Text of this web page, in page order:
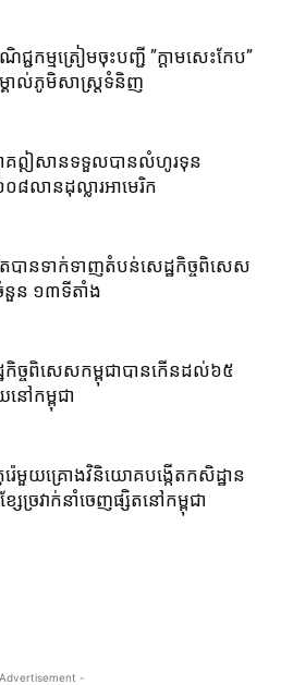
ជកម្ម​ត្រៀម​ចុះបញ្ជី​ ​”ក្តាមសេះកែប”​
គាល់​ភូមិ​សាស្រ្ត​ទំនិញ​
ាគឦសាន​ទទួល​បាន​លំហូរទុន​
លាន​ដុល្លារ​អាមេរិក​
ត​បាន​ទាក់​ទាញ​តំបន់​សេដ្ឋកិច្ច​ពិសេស​
ន ១៣​ទីតាំង​
កិច្ច​ពិសេស​កម្ពុជា​បាន​កើន​ដល់​៦៥​
ៅ​កម្ពុជា
េ​មួយគ្រោង​វិនិយោគ​បង្កើត​កសិដ្ឋាន​
ែ​ច្រវាក់​នាំ​ចេញ​ផ្សិត​នៅ​កម្ពុជា​
-